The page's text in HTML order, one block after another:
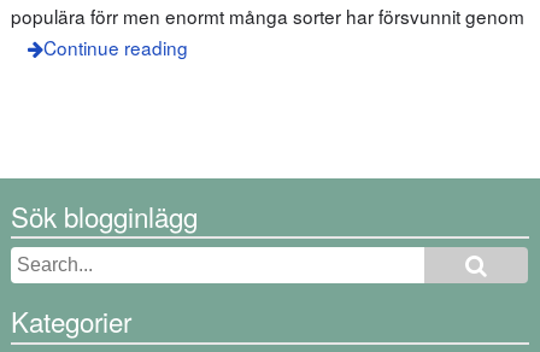
populära förr men enormt många sorter har försvunnit genom
Continue reading
Sök blogginlägg
Kategorier